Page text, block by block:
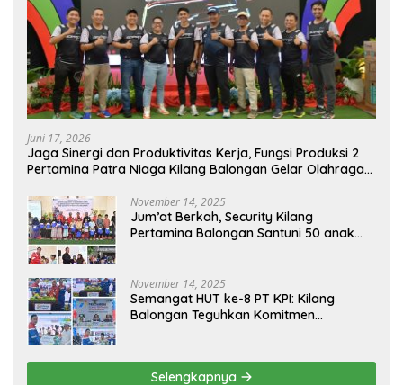
Juni 17, 2026
Jaga Sinergi dan Produktivitas Kerja, Fungsi Produksi 2
Pertamina Patra Niaga Kilang Balongan Gelar Olahraga
November 14, 2025
Jum’at Berkah, Security Kilang
Pertamina Balongan Santuni 50 anak
November 14, 2025
Semangat HUT ke-8 PT KPI: Kilang
Balongan Teguhkan Komitmen
Pendidikan
Selengkapnya